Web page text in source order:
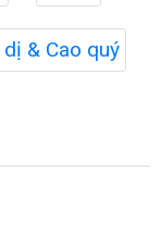
dị & Cao quý